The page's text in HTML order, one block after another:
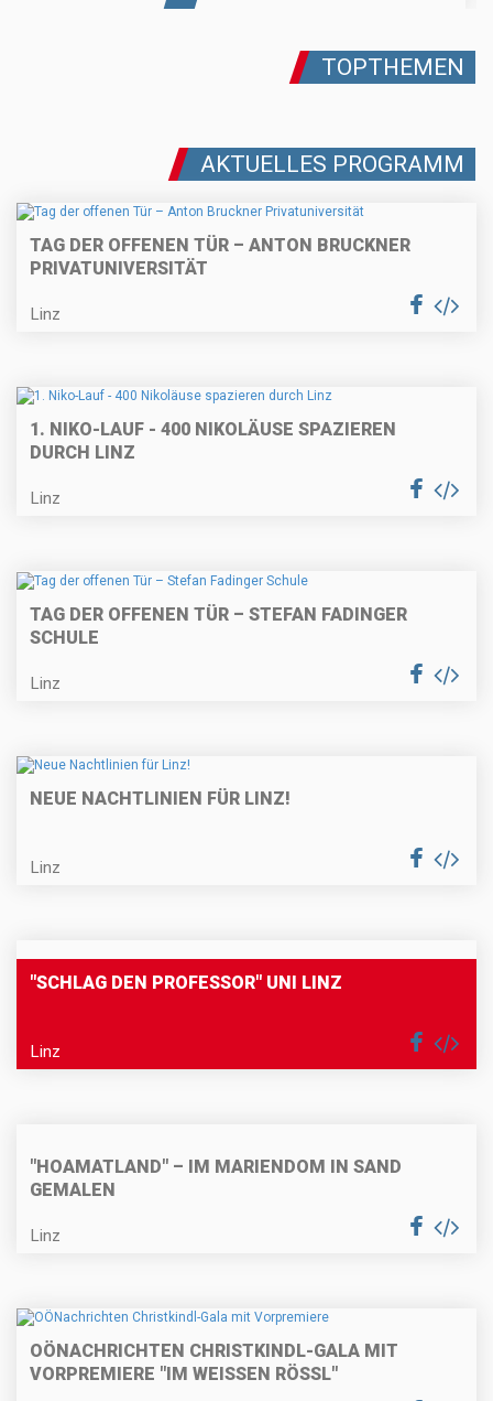
TOPTHEMEN
AKTUELLES PROGRAMM
TAG DER OFFENEN TÜR – ANTON BRUCKNER
PRIVATUNIVERSITÄT
Linz
1. NIKO-LAUF - 400 NIKOLÄUSE SPAZIEREN
DURCH LINZ
Linz
TAG DER OFFENEN TÜR – STEFAN FADINGER
SCHULE
Linz
NEUE NACHTLINIEN FÜR LINZ!
Linz
"SCHLAG DEN PROFESSOR" UNI LINZ
Linz
"HOAMATLAND" – IM MARIENDOM IN SAND
GEMALEN
Linz
OÖNACHRICHTEN CHRISTKINDL-GALA MIT
VORPREMIERE "IM WEISSEN RÖSSL"